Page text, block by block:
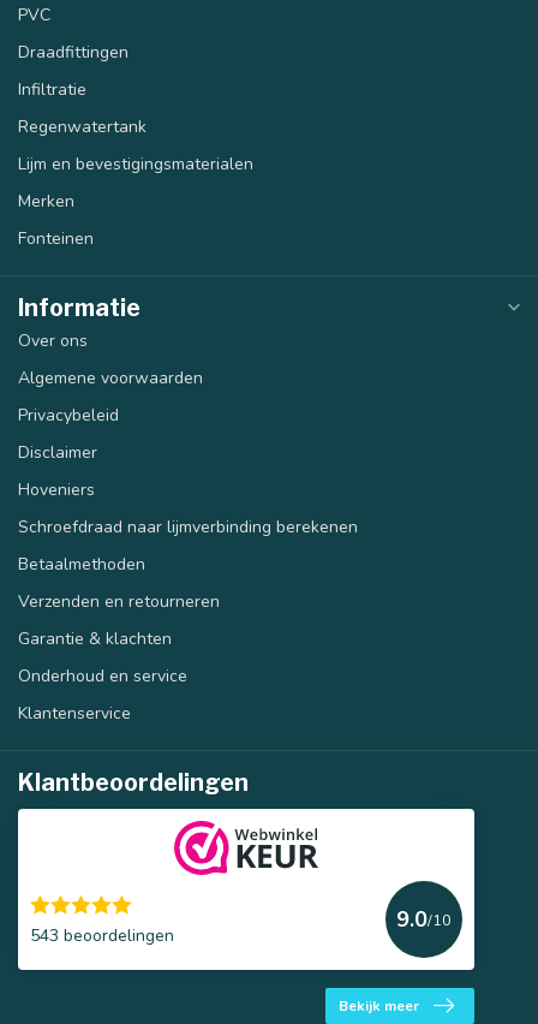
PVC
Draadfittingen
Infiltratie
Regenwatertank
Lijm en bevestigingsmaterialen
Merken
Fonteinen
Informatie
Over ons
Algemene voorwaarden
Privacybeleid
Disclaimer
Hoveniers
Schroefdraad naar lijmverbinding berekenen
Betaalmethoden
Verzenden en retourneren
Garantie & klachten
Onderhoud en service
Klantenservice
Klantbeoordelingen
543 beoordelingen
9.0/10
Bekijk meer